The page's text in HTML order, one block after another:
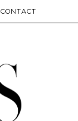
CONTACT